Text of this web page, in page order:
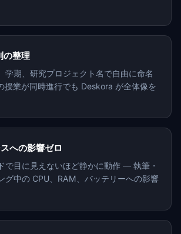
の整理
学期、研究プロジェクト名で自由に命名
授業が同時進行でも Deskora が全体像を
への影響ゼロ
で目に見えないほど静かに動作 — 執筆・
グ中の CPU、RAM、バッテリーへの影響